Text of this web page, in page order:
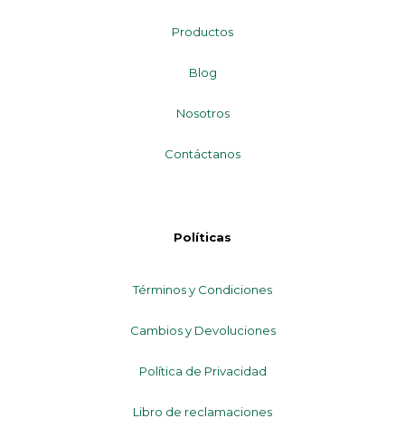
Productos
Blog
Nosotros
Contáctanos
Políticas
Términos y Condiciones
Cambios y Devoluciones
Política de Privacidad
Libro de reclamaciones